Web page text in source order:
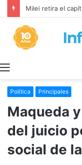
Política Principales
Maqueda
del juicio
social de